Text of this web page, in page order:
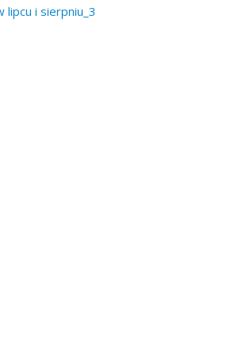
lipcu i sierpniu_3